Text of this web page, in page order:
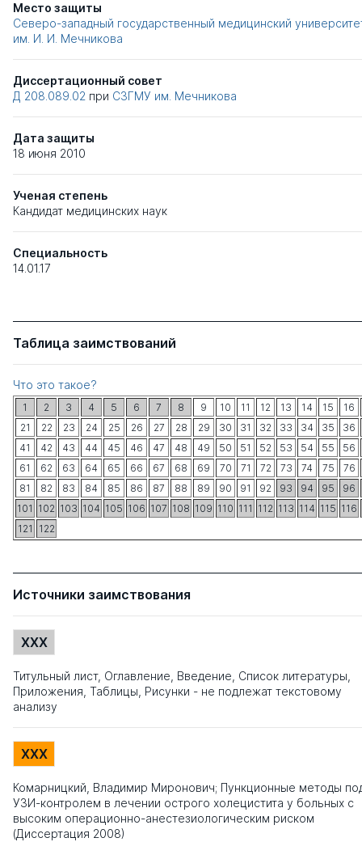
Место защиты
Северо-западный государственный медицинский
им. И. И. Мечникова
Диссертационный совет
Д 208.089.02 при СЗГМУ им. Мечникова
Дата защиты
18 июня 2010
Ученая степень
Кандидат медицинских наук
Специальность
14.01.17
Таблица заимствований
Что это такое?
1 2 3 4 5 6 7 8 9 10 11 12 13 14 15
16
21
22 23 24 25 26 27 28 29 30 31 32 33 34 35
36
41
42 43 44 45 46 47 48 49 50 51 52 53 54 55
56
61
62 63 64 65 66 67 68 69 70 71 72 73 74 75
76
81
82 83 84 85 86 87 88 89 90 91 92 93 94 95
96
101 102 103 104 105 106 107 108 109 110 111 112 113 114 115 116
121
122
Источники заимствования
XXX
Титульный лист, Оглавление, Введение, Список литературы,
Приложения, Таблицы, Рисунки - не подлежат текстовому
анализу
XXX
Комарницкий, Владимир Миронович; Пункционные методы
УЗИ-контролем в лечении острого холецистита у больных с
высоким операционно-анестезиологическим риском
(Диссертация 2008)